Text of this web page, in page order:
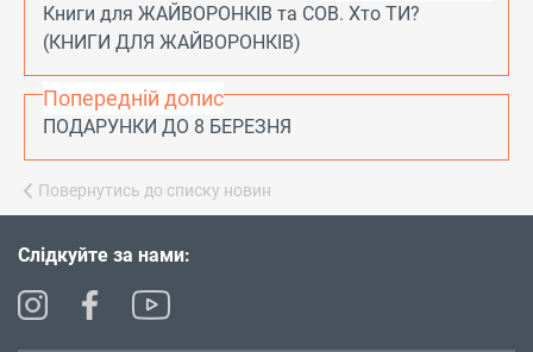
Книги для ЖАЙВОРОНКІВ та СОВ. Хто ТИ?
(КНИГИ ДЛЯ ЖАЙВОРОНКІВ)
Попередній допис
ПОДАРУНКИ ДО 8 БЕРЕЗНЯ
Повернутись до списку новин
Слідкуйте за нами: